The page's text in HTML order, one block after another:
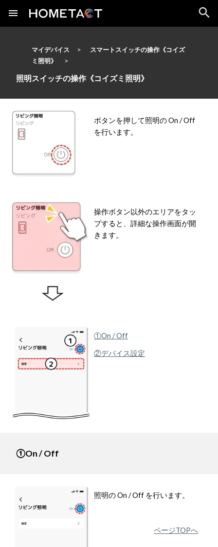
マイデバイス
スマートスイッチの操作《コイズ
ミ照明》
照明スイッチの操作《コイズミ照明》
ボタンを押して照明の On / Off
を行います。
操作ボタン以外のエリアをタッ
プすると、詳細な操作画面が開
きます。
①On / Off
②デバイス設定
①On / Off
照明の On / Off を行います。
ページTOPへ